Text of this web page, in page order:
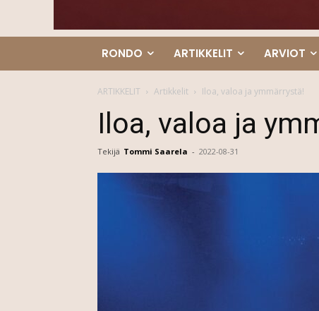
RONDO ARTIKKELIT ARVIOT
ARTIKKELIT Artikkelit Iloa, valoa ja ymmärrystä!
Iloa, valoa ja
Tekijä Tommi Saarela - 2022-08-31